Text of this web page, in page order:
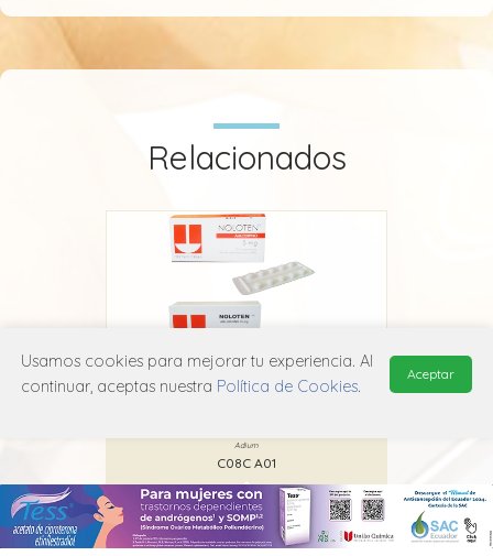
Relacionados
Adium
C08C A01
Usamos cookies para mejorar tu experiencia. Al
continuar, aceptas nuestra Política de Cookies.
Aceptar